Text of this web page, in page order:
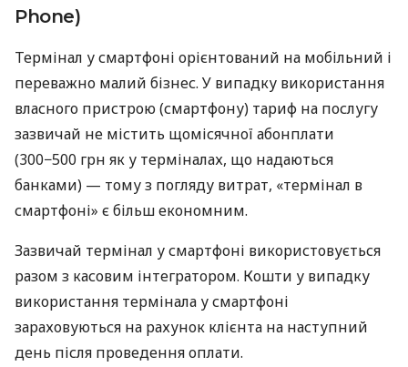
Phone)
Термінал у смартфоні орієнтований на мобільний і
переважно малий бізнес. У випадку використання
власного пристрою (смартфону) тариф на послугу
зазвичай не містить щомісячної абонплати
(300−500 грн як у терміналах, що надаються
банками) — тому з погляду витрат, «термінал в
смартфоні» є більш економним.
Зазвичай термінал у смартфоні використовується
разом з касовим інтегратором. Кошти у випадку
використання термінала у смартфоні
зараховуються на рахунок клієнта на наступний
день після проведення оплати.